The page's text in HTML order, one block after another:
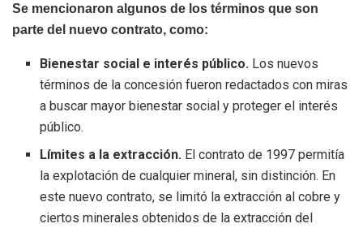
Se mencionaron algunos de los términos que son
parte del nuevo contrato, como:
Bienestar social e interés público. Los nuevos
términos de la concesión fueron redactados con miras
a buscar mayor bienestar social y proteger el interés
público.
Límites a la extracción. El contrato de 1997 permitía
la explotación de cualquier mineral, sin distinción. En
este nuevo contrato, se limitó la extracción al cobre y
ciertos minerales obtenidos de la extracción del